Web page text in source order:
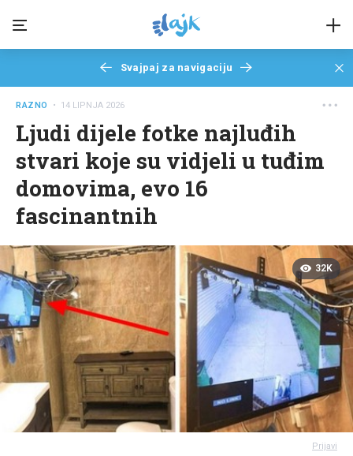
Svajpaj za navigaciju
RAZNO • 14 LIPNJA 2026
Ljudi dijele fotke najluđih
stvari koje su vidjeli u tuđim
domovima, evo 16
fascinantnih
32K
Prijavi